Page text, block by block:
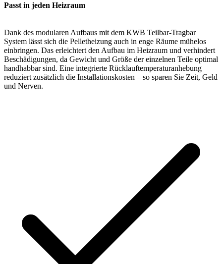
Passt in jeden Heizraum
Dank des modularen Aufbaus mit dem KWB Teilbar-Tragbar
System lässt sich die Pelletheizung auch in enge Räume mühelos
einbringen. Das erleichtert den Aufbau im Heizraum und verhindert
Beschädigungen, da Gewicht und Größe der einzelnen Teile optimal
handhabbar sind. Eine integrierte Rücklauftemperaturanhebung
reduziert zusätzlich die Installationskosten – so sparen Sie Zeit, Geld
und Nerven.